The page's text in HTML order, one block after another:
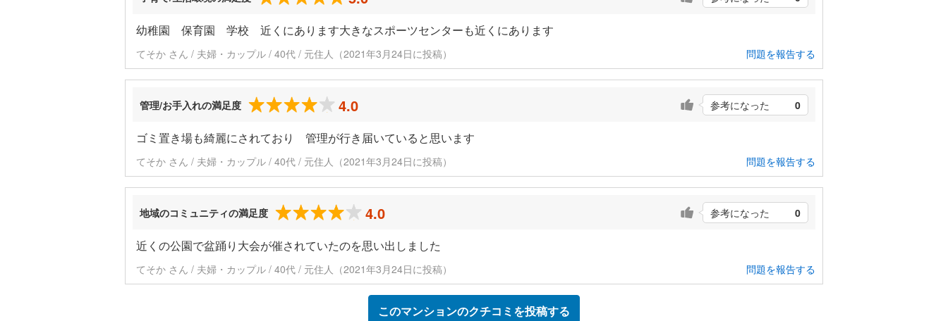
幼稚園 保育園 学校 近くにあります大きなスポーツセンターも近くにあります
てそか さん / 夫婦・カップル / 40代 / 元住人（2021年3月24日に投稿） 問題を報告する
管理/お手入れの満足度 4.0 参考になった 0
ゴミ置き場も綺麗にされており 管理が行き届いていると思います
てそか さん / 夫婦・カップル / 40代 / 元住人（2021年3月24日に投稿） 問題を報告する
地域のコミュニティの満足度 4.0 参考になった 0
近くの公園で盆踊り大会が催されていたのを思い出しました
てそか さん / 夫婦・カップル / 40代 / 元住人（2021年3月24日に投稿） 問題を報告する
このマンションのクチコミを投稿する